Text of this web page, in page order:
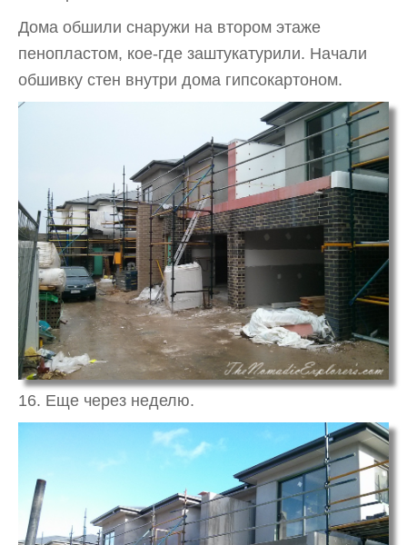
Дома обшили снаружи на втором этаже
пенопластом, кое-где заштукатурили. Начали
обшивку стен внутри дома гипсокартоном.
16. Еще через неделю.